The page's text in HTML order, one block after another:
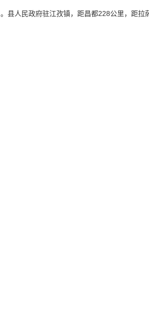
县人民政府驻江孜镇，距昌都228公里，距拉